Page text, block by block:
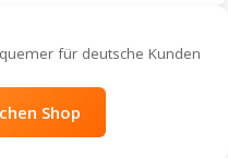
für deutsche Kunden
Shop